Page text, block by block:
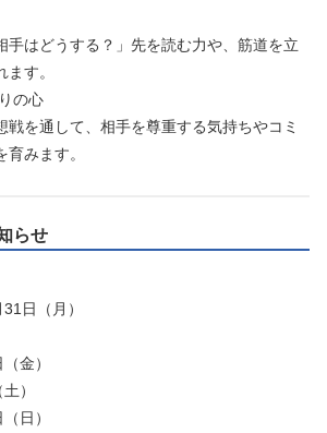
はどうする？」先を読む力や、筋道を立
す。
の心
を通して、相手を尊重する気持ちやコミ
みます。
らせ
日（月）
金）
）
日）